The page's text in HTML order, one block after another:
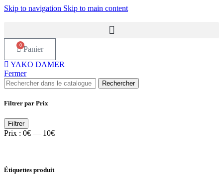
Skip to navigation Skip to main content
0 Panier
YAKO DAMER
Fermer
Rechercher
Filtrer par Prix
Prix
min
Prix
max
Filtrer
Prix : 0€ — 10€
Étiquettes produit